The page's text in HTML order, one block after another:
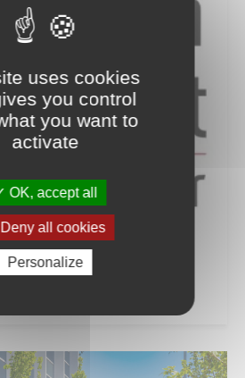
ISOLER
SA
uses cookies
you control
you want to
activate
OK, accept all
Deny all cookies
Personalize